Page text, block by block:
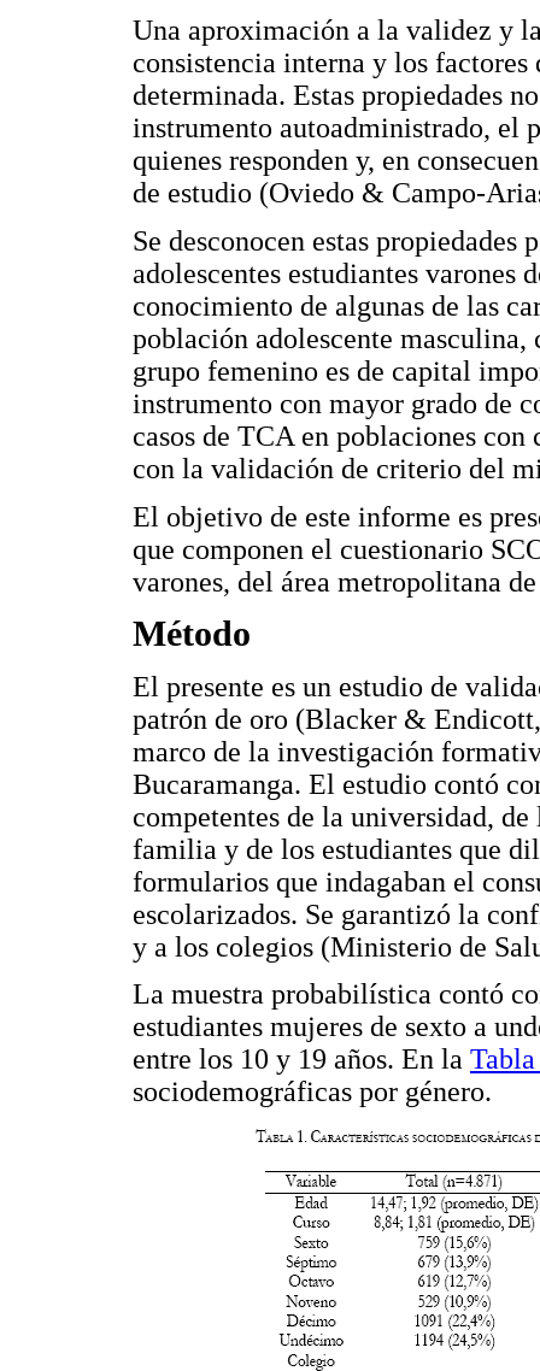
Una aproximación a la validez y
consistencia interna y los
determinada. Estas propiedades
instrumento autoadministrado, el
quienes responden y, en
de estudio (Oviedo & Campo-
Se desconocen estas
adolescentes estudiantes varones
conocimiento de algunas de las
población adolescente masculina,
grupo femenino es de capital
instrumento con mayor grado de
casos de TCA en poblaciones
con la validación de criterio del
El objetivo de este informe es
que componen el cuestionario
varones, del área metropolitana
Método
El presente es un estudio de
patrón de oro (Blacker &
marco de la investigación
Bucaramanga. El estudio contó
competentes de la universidad,
familia y de los estudiantes que
formularios que indagaban el
escolarizados. Se garantizó la
y a los colegios (Ministerio de
La muestra probabilística contó
estudiantes mujeres de sexto a
entre los 10 y 19 años. En la
sociodemográficas por género.